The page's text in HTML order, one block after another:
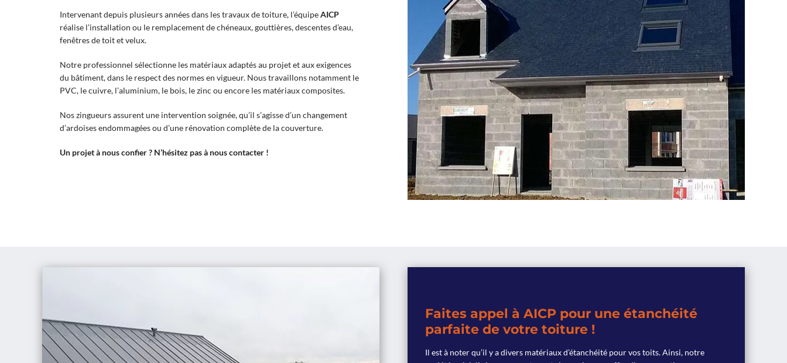
Intervenant depuis plusieurs années dans les travaux de toiture, l’équipeAICP
réalise l’installation ou le remplacement de chéneaux, gouttières, descentes d’eau,
fenêtres de toit et velux.
Notre professionnel sélectionne les matériaux adaptés au projet et aux exigences
du bâtiment, dans le respect des normes en vigueur. Nous travaillons notamment le
PVC, le cuivre, l’aluminium, le bois, le zinc ou encore les matériaux composites.
Nos zingueurs assurent une intervention soignée, qu’il s’agisse d’un changement
d’ardoises endommagées ou d’une rénovation complète de la couverture.
Un projet à nous confier ? N’hésitez pas à nous contacter !
Faites appel à AICP pour une étanchéité
parfaite de votre toiture !
Il est à noter qu’il y a divers matériaux d’étanchéité pour vos toits. Ainsi, notre